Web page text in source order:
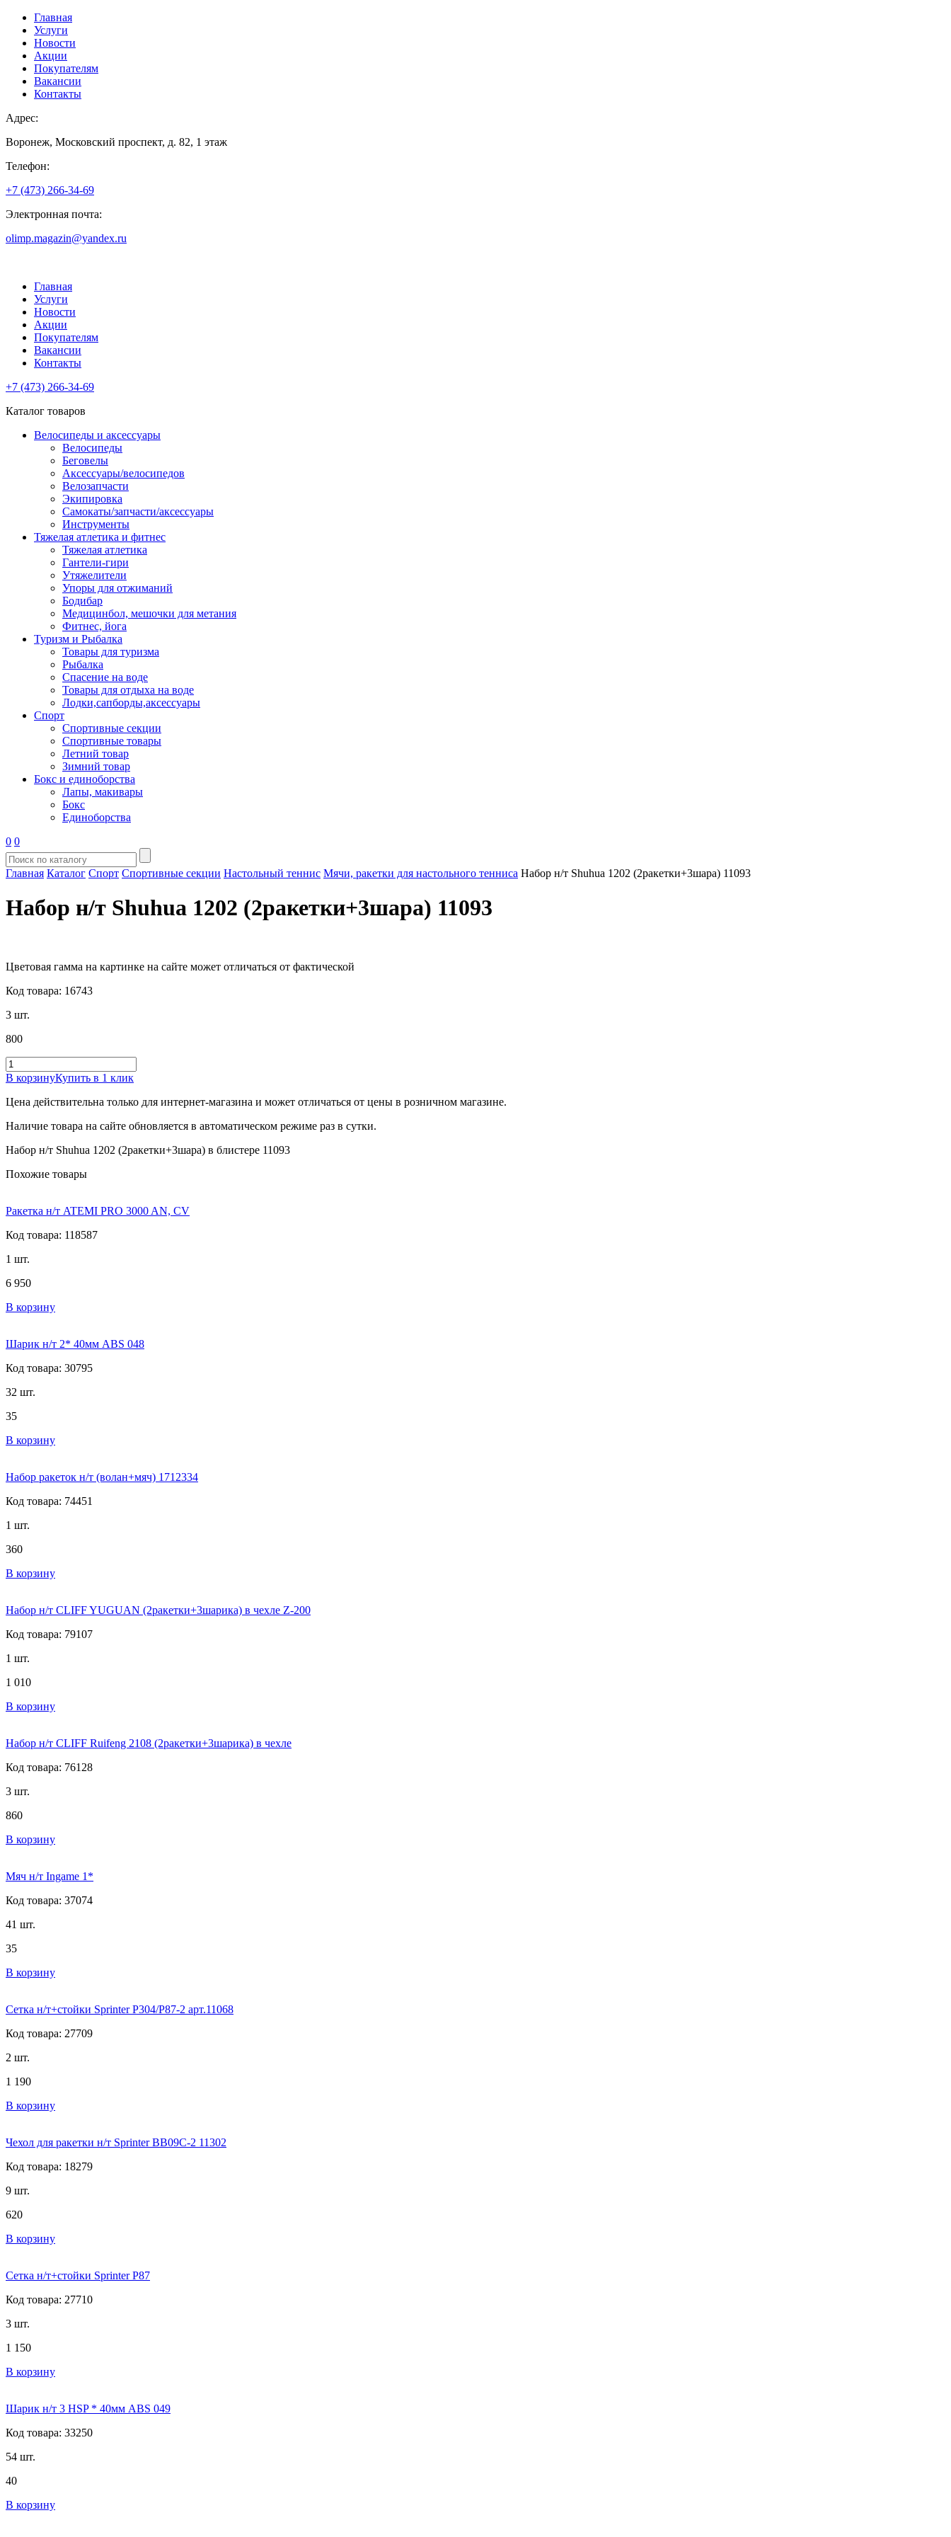
Главная
Услуги
Новости
Акции
Покупателям
Вакансии
Контакты
Адрес:
Воронеж, Московский проспект, д. 82, 1 этаж
Телефон:
+7 (473) 266-34-69
Электронная почта:
olimp.magazin@yandex.ru
Главная
Услуги
Новости
Акции
Покупателям
Вакансии
Контакты
+7 (473) 266-34-69
Каталог товаров
Велосипеды и аксессуары
Велосипеды
Беговелы
Аксессуары/велосипедов
Велозапчасти
Экипировка
Самокаты/запчасти/аксессуары
Инструменты
Тяжелая атлетика и фитнес
Тяжелая атлетика
Гантели-гири
Утяжелители
Упоры для отжиманий
Бодибар
Медицинбол, мешочки для метания
Фитнес, йога
Туризм и Рыбалка
Товары для туризма
Рыбалка
Спасение на воде
Товары для отдыха на воде
Лодки,сапборды,аксессуары
Спорт
Спортивные секции
Спортивные товары
Летний товар
Зимний товар
Бокс и единоборства
Лапы, макивары
Бокс
Единоборства
0 0
Главная Каталог Спорт Спортивные секции Настольный теннис Мячи, ракетки для настольного тенниса Набор н/т Shuhua 1202 (2ракетки+3шара) 11093
Набор н/т Shuhua 1202 (2ракетки+3шара) 11093
Цветовая гамма на картинке на сайте может отличаться от фактической
Код товара: 16743
3 шт.
800
В корзинуКупить в 1 клик
Цена действительна только для интернет-магазина и может отличаться от цены в розничном магазине.
Наличие товара на сайте обновляется в автоматическом режиме раз в сутки.
Набор н/т Shuhua 1202 (2ракетки+3шара) в блистере 11093
Похожие товары
Ракетка н/т ATEMI PRO 3000 AN, CV
Код товара: 118587
1 шт.
6 950
В корзину
Шарик н/т 2* 40мм ABS 048
Код товара: 30795
32 шт.
35
В корзину
Набор ракеток н/т (волан+мяч) 1712334
Код товара: 74451
1 шт.
360
В корзину
Набор н/т CLIFF YUGUAN (2ракетки+3шарика) в чехле Z-200
Код товара: 79107
1 шт.
1 010
В корзину
Набор н/т CLIFF Ruifeng 2108 (2ракетки+3шарика) в чехле
Код товара: 76128
3 шт.
860
В корзину
Мяч н/т Ingame 1*
Код товара: 37074
41 шт.
35
В корзину
Сетка н/т+стойки Sprinter P304/P87-2 арт.11068
Код товара: 27709
2 шт.
1 190
В корзину
Чехол для ракетки н/т Sprinter BB09C-2 11302
Код товара: 18279
9 шт.
620
В корзину
Сетка н/т+стойки Sprinter P87
Код товара: 27710
3 шт.
1 150
В корзину
Шарик н/т 3 HSP * 40мм ABS 049
Код товара: 33250
54 шт.
40
В корзину